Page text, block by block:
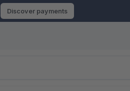
Discover payments